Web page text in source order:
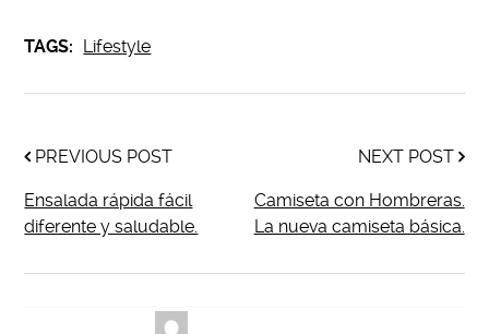
TAGS: Lifestyle
PREVIOUS POST
Ensalada rápida fácil
diferente y saludable.
NEXT POST
Camiseta con Hombreras.
La nueva camiseta básica.